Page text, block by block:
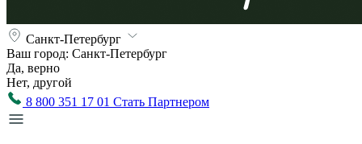
Санкт-Петербург
Ваш город: Санкт-Петербург
Да, верно
Нет, другой
8 800 351 17 01 Стать Партнером